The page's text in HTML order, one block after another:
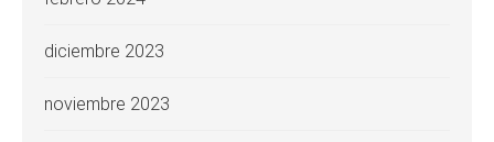
diciembre 2023
noviembre 2023